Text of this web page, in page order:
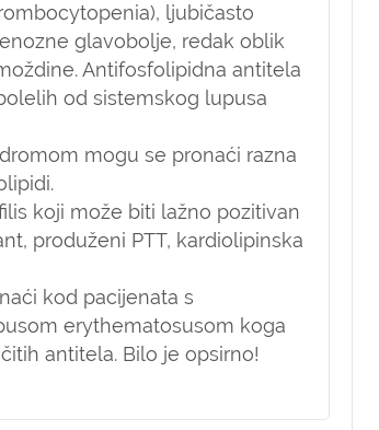
ljubičasto
glavobolje, redak oblik
Antifosfolipidna antitela
od sistemskog lupusa
mogu se pronaći razna
koji može biti lažno pozitivan
produženi PTT, kardiolipinska
kod pacijenata s
erythematosusom koga
antitela. Bilo je opsirno!